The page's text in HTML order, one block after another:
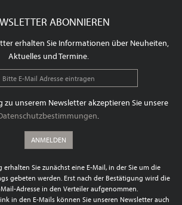
ABONNIEREN
erhalten Sie Informationen über Neuheiten,
Aktuelles und Termine.
unserem Newsletter akzeptieren Sie unsere
.
ANMELDEN
erhalten Sie zunächst eine E-Mail, in der Sie um die
gebeten werden. Erst nach der Bestätigung wird die
Adresse in den Verteiler aufgenommen.
in den E-Mails können Sie unseren Newsletter auch